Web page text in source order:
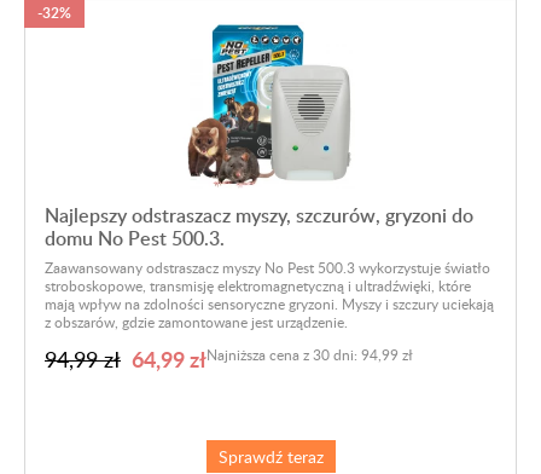
Najlepszy odstraszacz myszy, szczurów, gryzoni do
domu No Pest 500.3.
-32%
Zaawansowany odstraszacz myszy No Pest 500.3 wykorzystuje światło
stroboskopowe, transmisję elektromagnetyczną i ultradźwięki, które
mają wpływ na zdolności sensoryczne gryzoni. Myszy i szczury uciekają
z obszarów, gdzie zamontowane jest urządzenie.
94,99 zł 64,99 złNajniższa cena z 30 dni: 94,99 zł
Sprawdź teraz